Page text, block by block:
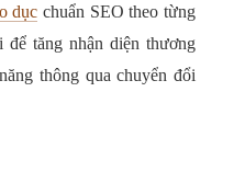
dục chuẩn SEO theo từng
tăng nhận diện thương
thông qua chuyển đổi